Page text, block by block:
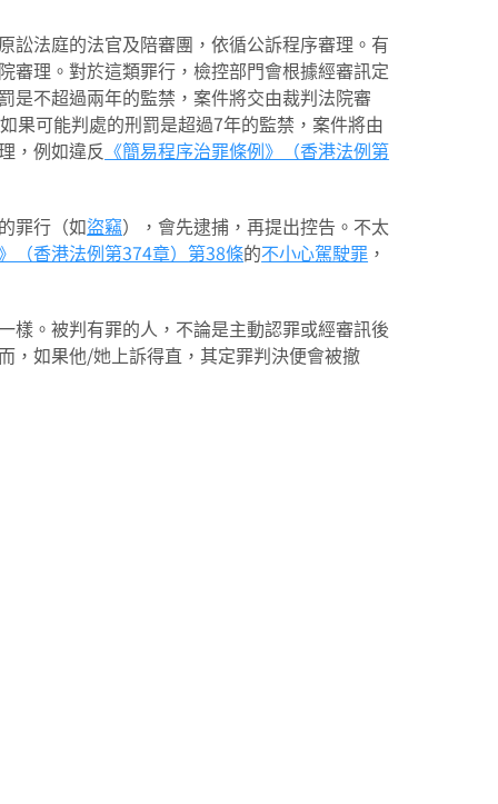
訟法庭的法官及陪審團，依循公訴程序審理。有
審理。對於這類罪行，檢控部門會根據經審訊定
是不超過兩年的監禁，案件將交由裁判法院審
果可能判處的刑罰是超過7年的監禁，案件將由
，例如違反 《簡易程序治罪條例》（香港法例第
罪行（如盜竊），會先逮捕，再提出控告。不太
（香港法例第374章） 第38條的不小心駕駛罪 ，
樣。被判有罪的人，不論是主動認罪或經審訊後
，如果他/她上訴得直，其定罪判決便會被撤